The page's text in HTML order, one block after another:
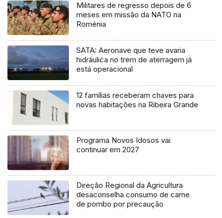
Militares de regresso depois de 6
meses em missão da NATO na
Roménia
SATA: Aeronave que teve avaria
hidráulica no trem de aterragem já
está operacional
12 famílias receberam chaves para
novas habitações na Ribeira Grande
Programa Novos Idosos vai
continuar em 2027
Direção Regional da Agricultura
desaconselha consumo de carne
de pombo por precaução